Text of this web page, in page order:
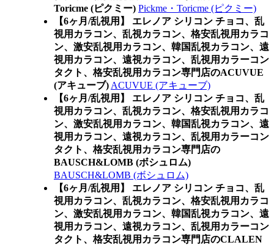
Toricme (ピクミー) Pickme・Toricme (ピクミー)
【6ヶ月/乱視用】 エレノア シリコン チョコ、乱
視用カラコン、乱視カラコン、格安乱視用カラコ
ン、激安乱視用カラコン、韓国乱視カラコン、遠
視用カラコン、遠視カラコン、乱視用カラーコン
タクト、格安乱視用カラコン専門店のACUVUE
(アキューブ) ACUVUE (アキューブ)
【6ヶ月/乱視用】 エレノア シリコン チョコ、乱
視用カラコン、乱視カラコン、格安乱視用カラコ
ン、激安乱視用カラコン、韓国乱視カラコン、遠
視用カラコン、遠視カラコン、乱視用カラーコン
タクト、格安乱視用カラコン専門店の
BAUSCH&LOMB (ボシュロム)
BAUSCH&LOMB (ボシュロム)
【6ヶ月/乱視用】 エレノア シリコン チョコ、乱
視用カラコン、乱視カラコン、格安乱視用カラコ
ン、激安乱視用カラコン、韓国乱視カラコン、遠
視用カラコン、遠視カラコン、乱視用カラーコン
タクト、格安乱視用カラコン専門店のCLALEN